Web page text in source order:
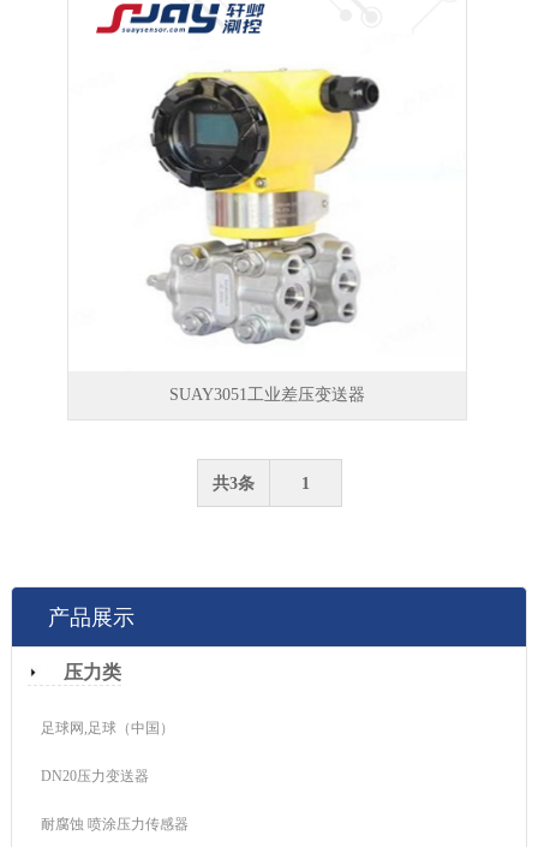
SUAY3051工业差压变送器
共3条 1
产品展示
压力类
足球网,足球（中国）
DN20压力变送器
耐腐蚀 喷涂压力传感器